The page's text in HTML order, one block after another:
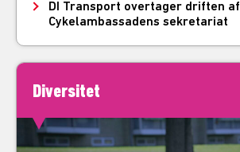
DI Transport overtager driften af
Cykelambassadens sekretariat
Diversitet